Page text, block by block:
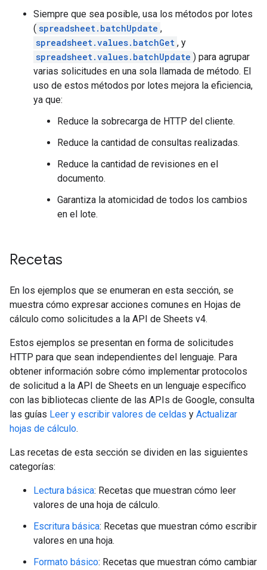
Siempre que sea posible, usa los métodos por lotes
( spreadsheet.batchUpdate ,
spreadsheet.values.batchGet , y
spreadsheet.values.batchUpdate ) para agrupar
varias solicitudes en una sola llamada de método. El
uso de estos métodos por lotes mejora la eficiencia,
ya que:
Reduce la sobrecarga de HTTP del cliente.
Reduce la cantidad de consultas realizadas.
Reduce la cantidad de revisiones en el
documento.
Garantiza la atomicidad de todos los cambios
en el lote.
Recetas
En los ejemplos que se enumeran en esta sección, se
muestra cómo expresar acciones comunes en Hojas de
cálculo como solicitudes a la API de Sheets v4.
Estos ejemplos se presentan en forma de solicitudes
HTTP para que sean independientes del lenguaje. Para
obtener información sobre cómo implementar protocolos
de solicitud a la API de Sheets en un lenguaje específico
con las bibliotecas cliente de las APIs de Google, consulta
las guías Leer y escribir valores de celdas y Actualizar
hojas de cálculo.
Las recetas de esta sección se dividen en las siguientes
categorías:
Lectura básica: Recetas que muestran cómo leer
valores de una hoja de cálculo.
Escritura básica: Recetas que muestran cómo escribir
valores en una hoja.
Formato básico: Recetas que muestran cómo cambiar